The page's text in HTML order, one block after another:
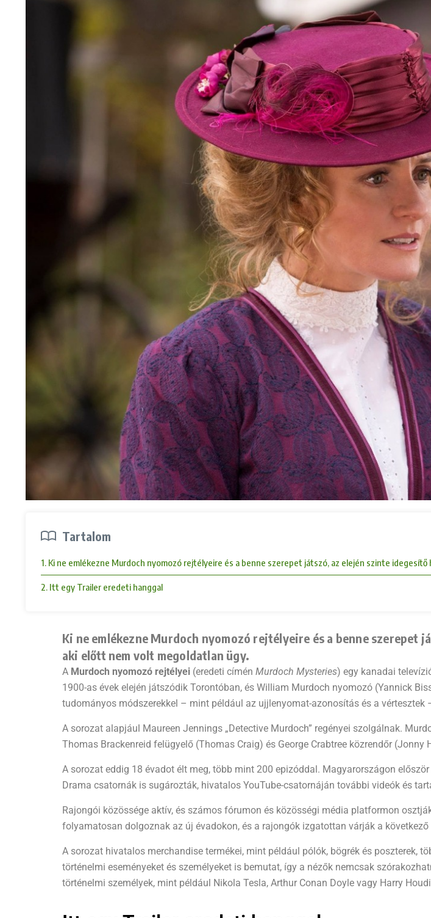
Tartalom
1. Ki ne emlékezne Murdoch nyomozó rejtélyeire és a benne szerepet játszó, az elején szinte
2. Itt egy Trailer eredeti hanggal
Ki ne emlékezne Murdoch nyomozó rejtélyeire és a benne
aki előtt nem volt megoldatlan ügy.
A Murdoch nyomozó rejtélyei (eredeti címén Murdoch Mysteries) egy kanadai
1900-as évek elején játszódik Torontóban, és William Murdoch nyomozó (Yannick
tudományos módszerekkel – mint például az ujjlenyomat-azonosítás és a vértesztek
A sorozat alapjául Maureen Jennings „Detective Murdoch” regényei szolgálnak.
Thomas Brackenreid felügyelő (Thomas Craig) és George Crabtree közrendőr
A sorozat eddig 18 évadot élt meg, több mint 200 epizóddal. Magyarországon
Drama csatornák is sugározták, hivatalos YouTube-csatornáján további videók és
Rajongói közössége aktív, és számos fórumon és közösségi média platformon
folyamatosan dolgoznak az új évadokon, és a rajongók izgatottan várják a következő
A sorozat hivatalos merchandise termékei, mint például pólók, bögrék és poszterek,
történelmi eseményeket és személyeket is bemutat, így a nézők nemcsak
történelmi személyek, mint például Nikola Tesla, Arthur Conan Doyle vagy Harry